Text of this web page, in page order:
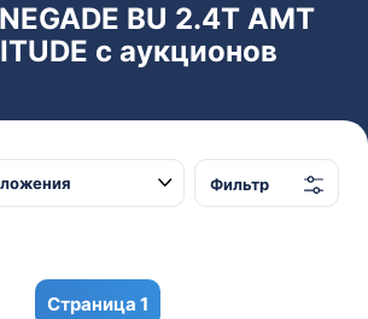
BU 2.4T AMT
с аукционов
Фильтр
1